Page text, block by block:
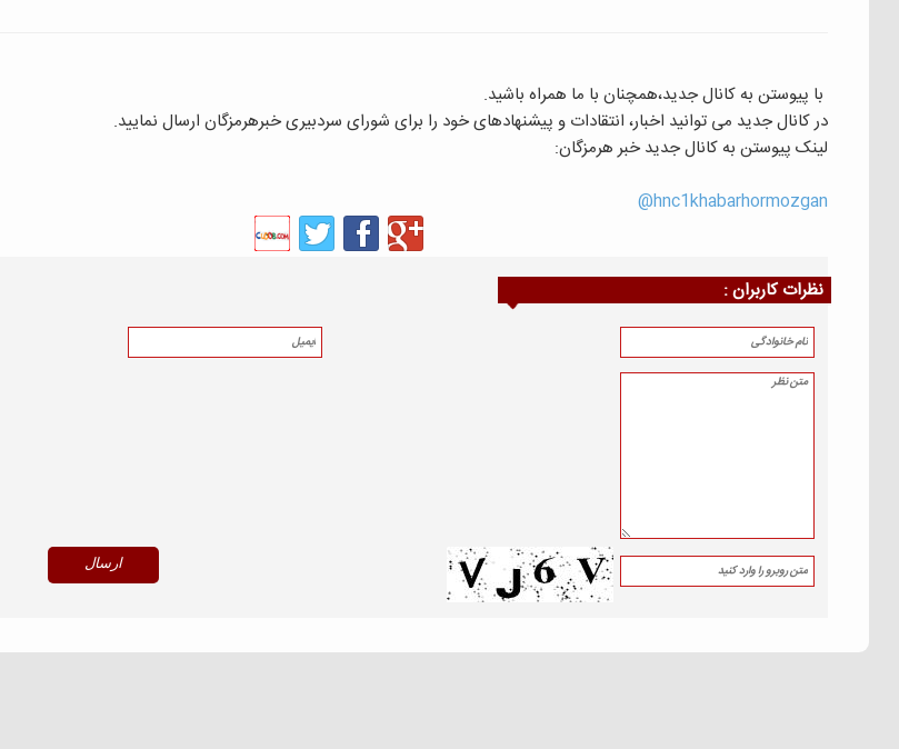
با پیوستن به کانال جدید،همچنان با ما همراه باشید.
در کانال جدید می توانید اخبار، انتقادات و پیشنهادهای خود را برای شورای سردبیری خبرهرمزگان ارسال نمایید.
لینک پیوستن به کانال جدید خبر هرمزگان:
hnc1khabarhormozgan@
نظرات كاربران :